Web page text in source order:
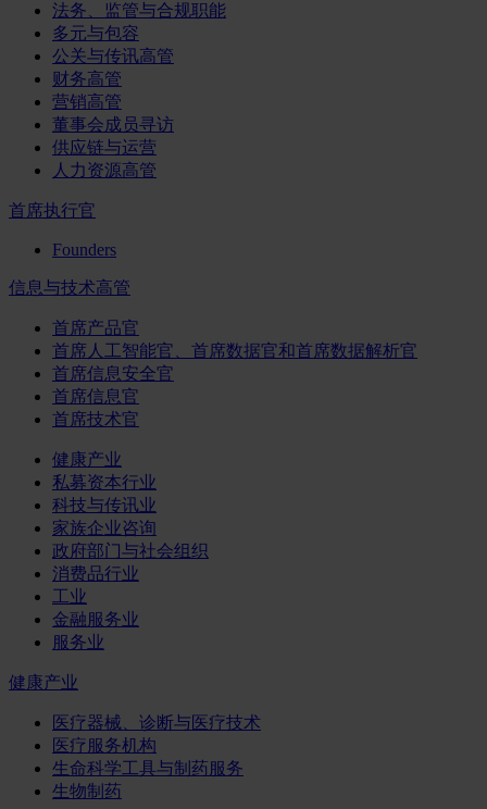
法务、监管与合规职能
多元与包容
公关与传讯高管
财务高管
营销高管
董事会成员寻访
供应链与运营
人力资源高管
首席执行官
Founders
信息与技术高管
首席产品官
首席人工智能官、首席数据官和首席数据解析官
首席信息安全官
首席信息官
首席技术官
健康产业
私募资本行业
科技与传讯业
家族企业咨询
政府部门与社会组织
消费品行业
工业
金融服务业
服务业
健康产业
医疗器械、诊断与医疗技术
医疗服务机构
生命科学工具与制药服务
生物制药